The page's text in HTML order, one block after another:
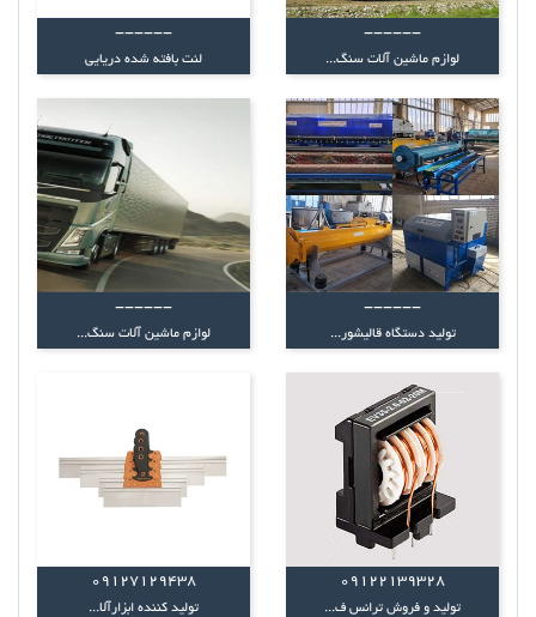
------
لوازم ماشین آلات سنگ...
------
لنت بافته شده دریایی
------
تولید دستگاه قالیشور...
------
لوازم ماشین آلات سنگ...
09122139328
تولید و فروش ترانس ف...
09127129438
تولید کننده ابزارآلا...